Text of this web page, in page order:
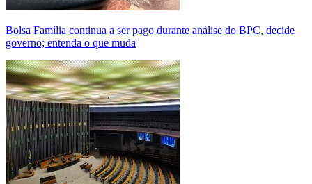
Bolsa Família continua a ser pago durante análise do BPC, decide
governo; entenda o que muda